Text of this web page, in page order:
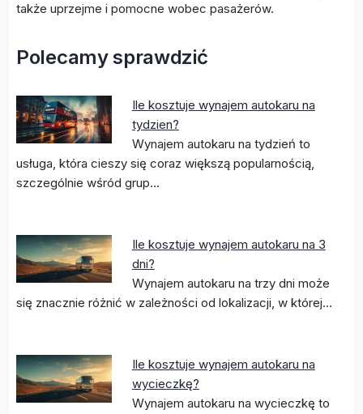
także uprzejme i pomocne wobec pasażerów.
Polecamy sprawdzić
Ile kosztuje wynajem autokaru na
tydzien?
Wynajem autokaru na tydzień to
usługa, która cieszy się coraz większą popularnością,
szczególnie wśród grup…
Ile kosztuje wynajem autokaru na 3
dni?
Wynajem autokaru na trzy dni może
się znacznie różnić w zależności od lokalizacji, w której…
Ile kosztuje wynajem autokaru na
wycieczkę?
Wynajem autokaru na wycieczkę to